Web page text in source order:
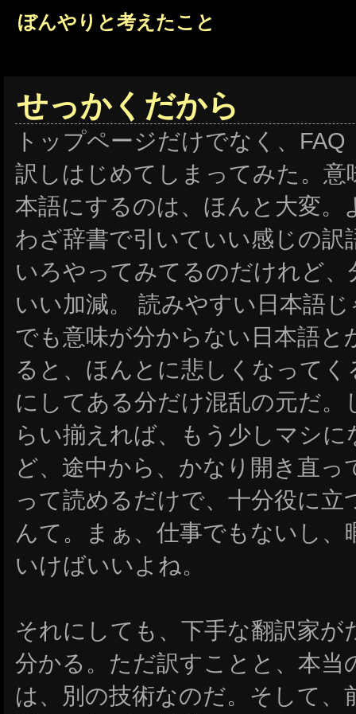
ぼんやりと考えたこと
せっかくだから
トップページだけでなく、
訳しはじめてしまってみた。
本語にするのは、ほんと大変。
わざ辞書で引いていい感じの
いろやってみてるのだけれど
いい加減。 読みやすい日本語
でも意味が分からない日本語
ると、ほんとに悲しくなって
にしてある分だけ混乱の元だ
らい揃えれば、もう少しマシ
ど、途中から、かなり開き直
って読めるだけで、十分役に
んて。まぁ、仕事でもないし
いけばいいよね。
それにしても、下手な翻訳家
分かる。ただ訳すことと、本当
は、別の技術なのだ。そして、